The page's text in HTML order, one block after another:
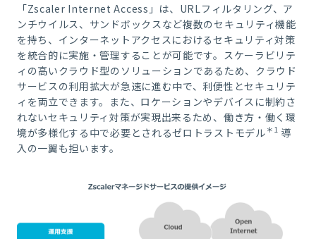
「Zscaler Internet Access」は、URLフィルタリング、ア
ンチウイルス、サンドボックスなど複数のセキュリティ機能
を持ち、インターネットアクセスにおけるセキュリティ対策
を統合的に実施・管理することが可能です。スケーラビリテ
ィの高いクラウド型のソリューションであるため、クラウド
サービスの利用拡大が急速に進む中で、利便性とセキュリテ
ィを両立できます。また、ロケーションやデバイスに制約さ
れないセキュリティ対策が実現出来るため、働き方・働く環
境が多様化する中で必要とされるゼロトラストモデル ＊1 導
入の一翼も担います。